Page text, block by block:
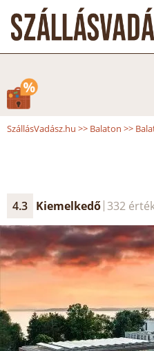
SzállásVadász.hu >> Balaton >>
4.3 Kiemelkedő 332